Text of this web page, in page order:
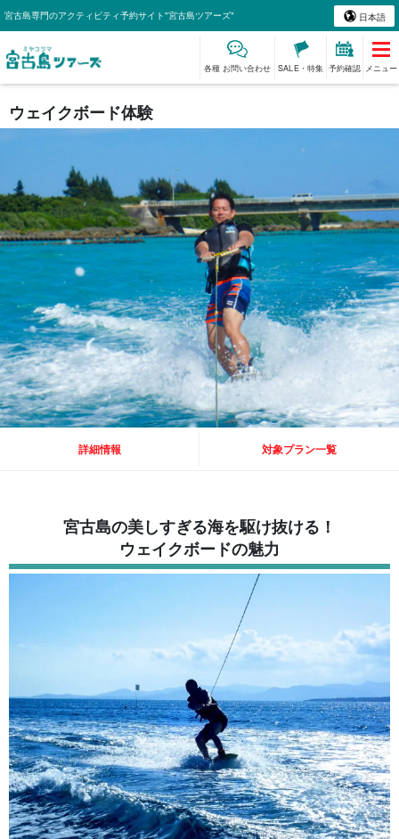
宮古島専門のアクティビティ予約サイト"宮古島ツアーズ" 日本語
各種 お問い合わせ SALE・特集 予約確認 メニュー
ウェイクボード体験
詳細情報 対象プラン一覧
宮古島の美しすぎる海を駆け抜ける！
ウェイクボードの魅力